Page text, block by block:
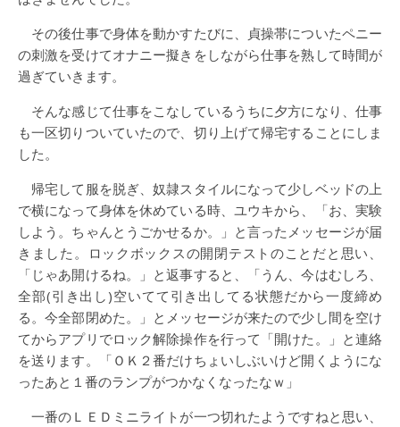
その後仕事で身体を動かすたびに、貞操帯についたペニー
の刺激を受けてオナニー擬きをしながら仕事を熟して時間が
過ぎていきます。
そんな感じて仕事をこなしているうちに夕方になり、仕事
も一区切りついていたので、切り上げて帰宅することにしま
した。
帰宅して服を脱ぎ、奴隷スタイルになって少しベッドの上
で横になって身体を休めている時、ユウキから、「お、実験
しよう。ちゃんとうごかせるか。」と言ったメッセージが届
きました。ロックボックスの開閉テストのことだと思い、
「じゃあ開けるね。」と返事すると、「うん、今はむしろ、
全部(引き出し)空いてて引き出してる状態だから一度締め
る。今全部閉めた。」とメッセージが来たので少し間を空け
てからアプリでロック解除操作を行って「開けた。」と連絡
を送ります。「ＯＫ２番だけちょいしぶいけど開くようにな
ったあと１番のランプがつかなくなったなｗ」
一番のＬＥＤミニライトが一つ切れたようですねと思い、